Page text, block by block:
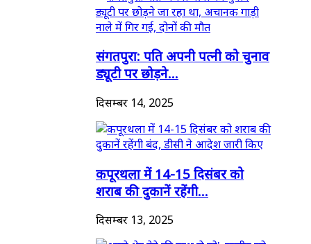
संगतपुरा: पति अपनी पत्नी को चुनाव
ड्यूटी पर छोड़ने...
दिसम्बर 14, 2025
कपूरथला में 14-15 दिसंबर को
शराब की दुकानें रहेंगी...
दिसम्बर 13, 2025